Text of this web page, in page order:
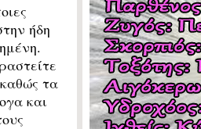
ήδη
τα
και